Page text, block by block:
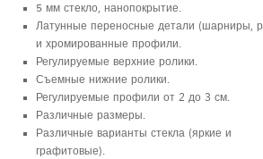
5 мм стекло, нанопокрытие.
Латунные переносные детали (шарниры,
и хромированные профили.
Регулируемые верхние ролики.
Съемные нижние ролики.
Регулируемые профили от 2 до 3 см.
Различные размеры.
Различные варианты стекла (яркие и
графитовые).